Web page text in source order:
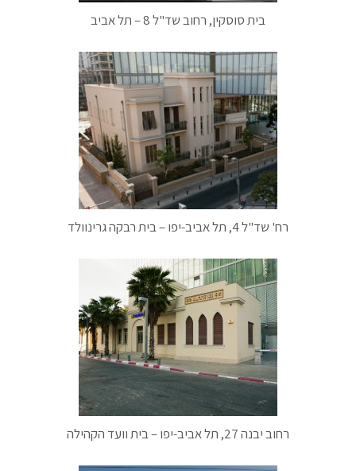
בית סוסקין, רחוב שד"ל 8 – תל אביב
רח' שד"ל 4, תל אביב-יפו – בית רבקה גרינוולד
רחוב יבנה 27, תל אביב-יפו – בית וועד הקהילה